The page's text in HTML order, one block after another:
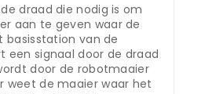
draad die nodig is om
aan te geven waar de
basisstation van de
een signaal door de draad
door de robotmaaier
weet de maaier waar het